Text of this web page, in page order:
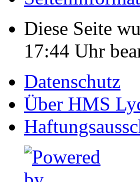
Diese Seite
17:44 Uhr
Datenschutz
Über HMS